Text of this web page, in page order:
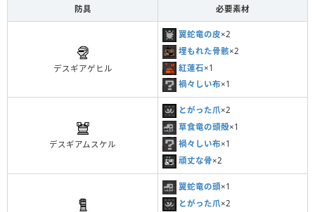
防具 必要素材
デスギアゲヒル
翼蛇竜の皮×2
埋もれた骨骸×2
紅蓮石×1
禍々しい布×1
デスギアムスケル
とがった爪×2
草食竜の頭殻×1
禍々しい布×1
頑丈な骨×2
翼蛇竜の頭×1
とがった爪×2